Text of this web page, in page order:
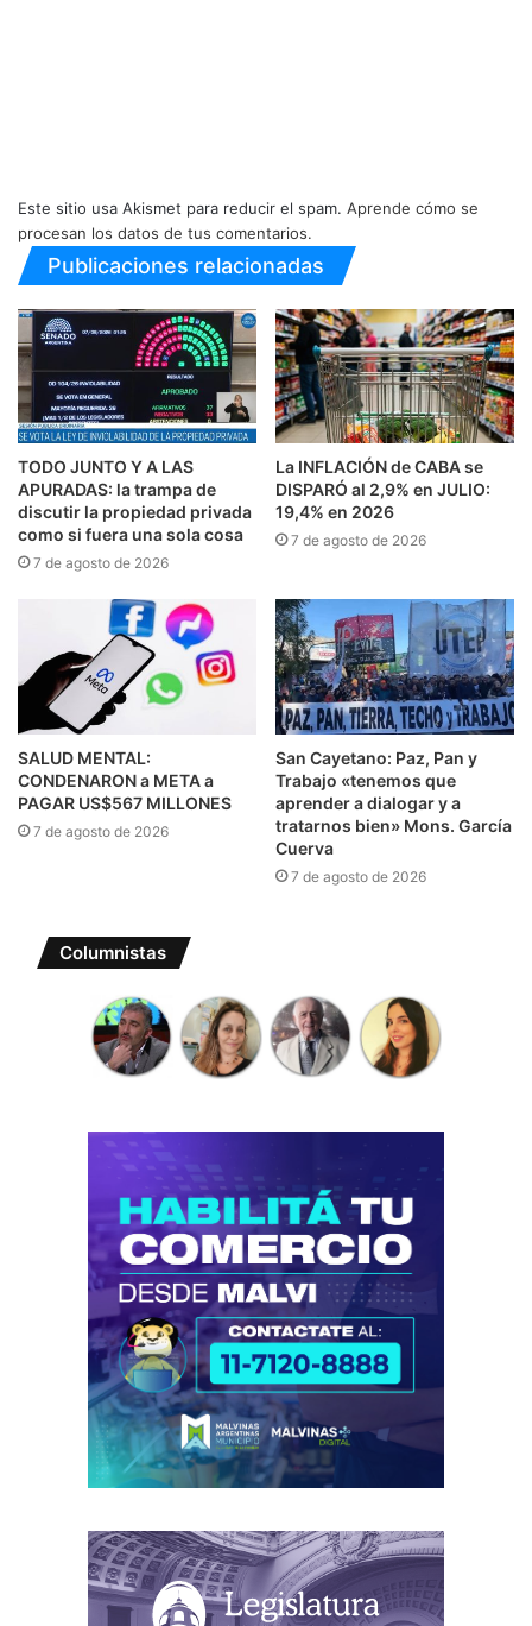
Este sitio usa Akismet para reducir el spam. Aprende cómo se
procesan los datos de tus comentarios.
Publicaciones relacionadas
TODO JUNTO Y A LAS
APURADAS: la trampa de
discutir la propiedad privada
como si fuera una sola cosa
7 de agosto de 2026
La INFLACIÓN de CABA se
DISPARÓ al 2,9% en JULIO:
19,4% en 2026
7 de agosto de 2026
SALUD MENTAL:
CONDENARON a META a
PAGAR US$567 MILLONES
7 de agosto de 2026
San Cayetano: Paz, Pan y
Trabajo «tenemos que
aprender a dialogar y a
tratarnos bien» Mons. García
Cuerva
7 de agosto de 2026
Columnistas